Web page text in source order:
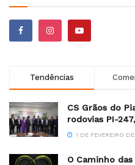
Tendências
CS Grãos do
rodovias PI-
1 DE FEVEREIRO
O Caminho